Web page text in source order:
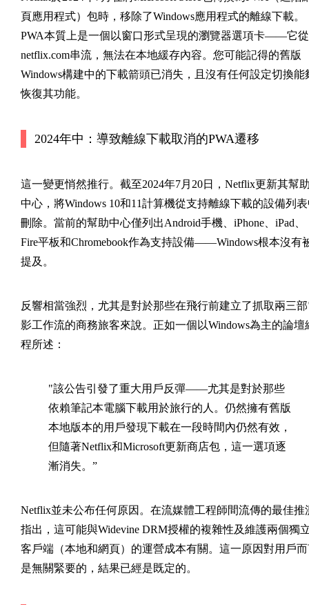
頁應用程式）包時，移除了Windows應用程式的離線下載。
PWA本質上是一個以窗口形式呈現的瀏覽器選項卡——它從
netflix.com串流，無法在本地緩存內容。您可能記得的舊版
Windows構建中的下載箭頭已消失，且沒有任何設定切換能
恢復其功能。
2024年中：導致離線下載取消的PWA遷移
這一變更悄然推行。截至2024年7月20日，Netflix更新其幫
中心，將Windows 10和11計算機從支持離線下載的設備列
刪除。當前的幫助中心僅列出Android手機、iPhone、iPad、
Fire平板和Chromebook作為支持設備——Windows根本沒有
提及。
反響相當強烈，尤其是對於那些在飛行前建立了抓取兩三
影工作流的商務旅客來說。正如一個以Windows為主的論壇
程所述：
"該公告引發了重大用戶反彈——尤其是對於那些
依賴筆記本電腦下載用於旅行的人。仍然擁有舊版
本地版本的用戶發現下載在一段時間內仍然有效，
但隨著Netflix和Microsoft更新商店包，這一選項逐
漸消失。”
Netflix並未公布任何原因。在流媒體工程師間流傳的最佳推
指出，這可能與Widevine DRM授權的複雜性及維護兩個獨
客戶端（本地和網頁）的運營成本有關。這一原因對用戶
是無關緊要的，結果已經是既定的。